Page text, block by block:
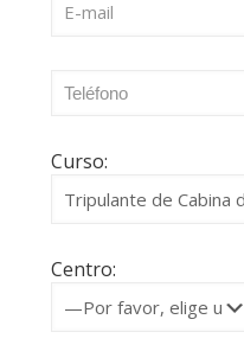
Curso:
Centro: